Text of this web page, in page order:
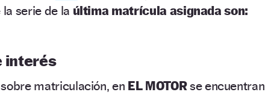
la serie de la última matrícula asignada son:
interés
matriculación, en EL MOTORse encuentran